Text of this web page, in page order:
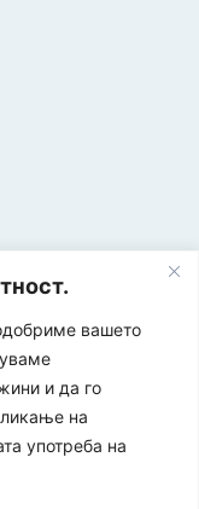
вашето
и да го
на
употреба на